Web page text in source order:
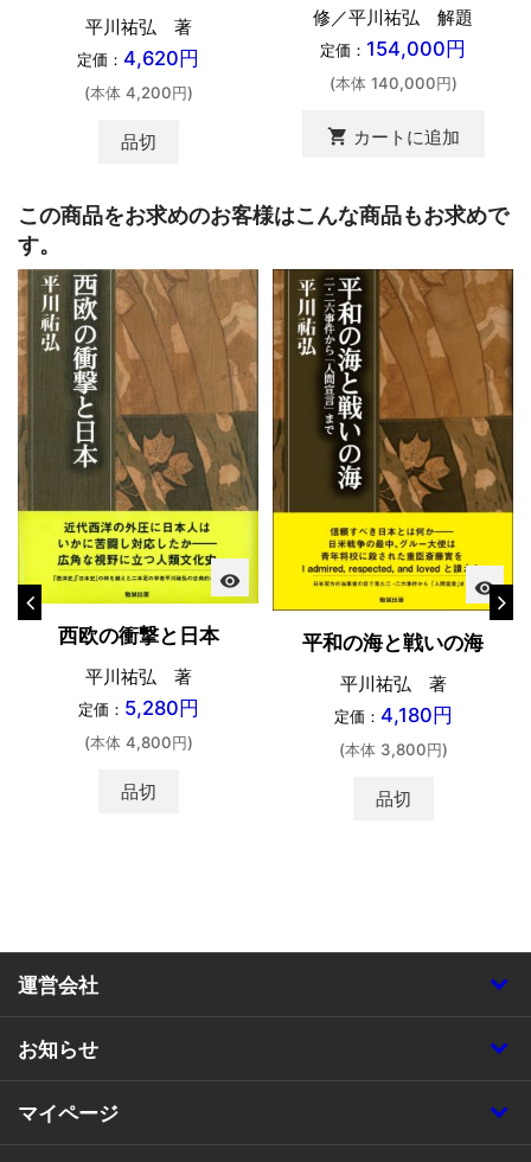
平川祐弘 著
定価： 4,620円
(本体 4,200円)
品切
修／平川祐弘 解題
定価： 154,000円
(本体 140,000円)
shopping_cart カートに追加
この商品をお求めのお客様はこんな商品もお求めで
す。
visibility
西欧の衝撃と日本
平川祐弘 著
定価： 5,280円
(本体 4,800円)
品切
visibility
平和の海と戦いの海
平川祐弘 著
定価： 4,180円
(本体 3,800円)
品切
運営会社
お知らせ
マイページ